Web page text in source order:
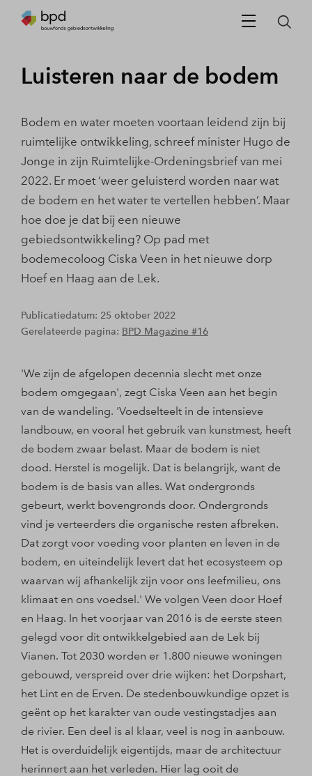
Luisteren naar de bodem
Bodem en water moeten voortaan leidend zijn bij
ruimtelijke ontwikkeling, schreef minister Hugo de
Jonge in zijn Ruimtelijke-Ordeningsbrief van mei
2022. Er moet ‘weer geluisterd worden naar wat
de bodem en het water te vertellen hebben’. Maar
hoe doe je dat bij een nieuwe
gebiedsontwikkeling? Op pad met
bodemecoloog Ciska Veen in het nieuwe dorp
Hoef en Haag aan de Lek.
Publicatiedatum: 25 oktober 2022
Gerelateerde pagina: BPD Magazine #16
'We zijn de afgelopen decennia slecht met onze
bodem omgegaan', zegt Ciska Veen aan het begin
van de wandeling. 'Voedselteelt in de intensieve
landbouw, en vooral het gebruik van kunstmest, heeft
de bodem zwaar belast. Maar de bodem is niet
dood. Herstel is mogelijk. Dat is belangrijk, want de
bodem is de basis van alles. Wat ondergronds
gebeurt, werkt bovengronds door. Ondergronds
vind je verteerders die organische resten afbreken.
Dat zorgt voor voeding voor planten en leven in de
bodem, en uiteindelijk levert dat het ecosysteem op
waarvan wij afhankelijk zijn voor ons leefmilieu, ons
klimaat en ons voedsel.' We volgen Veen door Hoef
en Haag. In het voorjaar van 2016 is de eerste steen
gelegd voor dit ontwikkelgebied aan de Lek bij
Vianen. Tot 2030 worden er 1.800 nieuwe woningen
gebouwd, verspreid over drie wijken: het Dorpshart,
het Lint en de Erven. De stedenbouwkundige opzet is
geënt op het karakter van oude vestingstadjes aan
de rivier. Een deel is al klaar, veel is nog in aanbouw.
Het is overduidelijk eigentijds, maar de architectuur
herinnert aan het verleden. Hier lag ooit de